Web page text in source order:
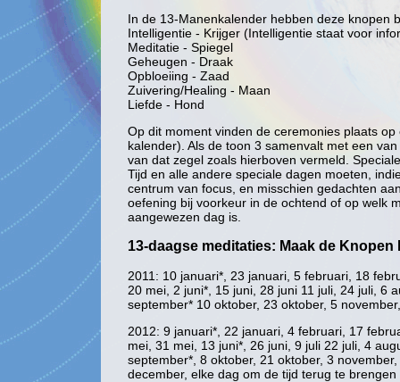
In de 13-Manenkalender hebben deze knopen
Intelligentie - Krijger (Intelligentie staat voor
Meditatie - Spiegel
Geheugen - Draak
Opbloeiing - Zaad
Zuivering/Healing - Maan
Liefde - Hond
Op dit moment vinden de ceremonies plaats
kalender). Als de toon 3 samenvalt met een
van dat zegel zoals hierboven vermeld.
Tijd en alle andere speciale dagen moeten,
centrum van focus, en misschien gedachten
oefening bij voorkeur in de ochtend of op welk
aangewezen dag is.
13-daagse meditaties: Maak de
2011: 10 januari*, 23 januari, 5 februari, 18
20 mei, 2 juni*, 15 juni, 28 juni 11 juli, 24 juli, 6
september* 10 oktober, 23 oktober, 5
2012: 9 januari*, 22 januari, 4 februari, 17
mei, 31 mei, 13 juni*, 26 juni, 9 juli 22 juli, 4
september*, 8 oktober, 21 oktober, 3
december, elke dag om de tijd terug te